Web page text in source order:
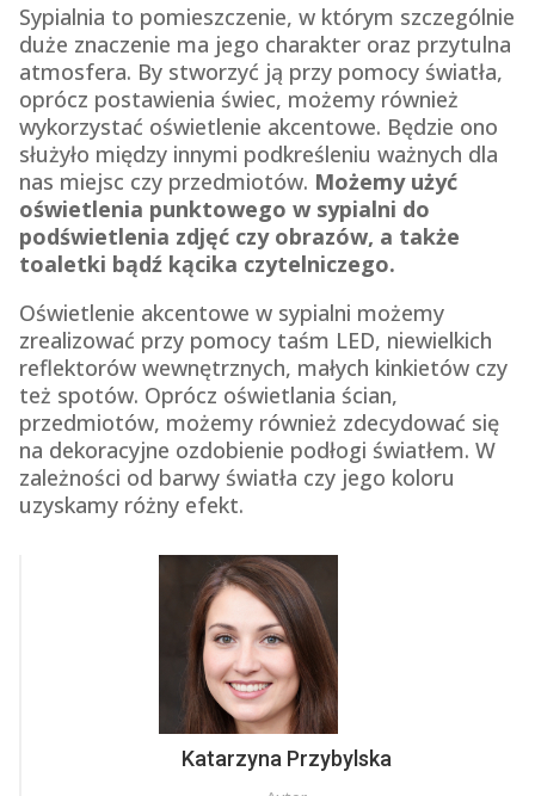
Sypialnia to pomieszczenie, w którym szczególnie
duże znaczenie ma jego charakter oraz przytulna
atmosfera. By stworzyć ją przy pomocy światła,
oprócz postawienia świec, możemy również
wykorzystać oświetlenie akcentowe. Będzie ono
służyło między innymi podkreśleniu ważnych dla
nas miejsc czy przedmiotów. Możemy użyć
oświetlenia punktowego w sypialni do
podświetlenia zdjęć czy obrazów, a także
toaletki bądź kącika czytelniczego.
Oświetlenie akcentowe w sypialni możemy
zrealizować przy pomocy taśm LED, niewielkich
reflektorów wewnętrznych, małych kinkietów czy
też spotów. Oprócz oświetlania ścian,
przedmiotów, możemy również zdecydować się
na dekoracyjne ozdobienie podłogi światłem. W
zależności od barwy światła czy jego koloru
uzyskamy różny efekt.
Katarzyna Przybylska